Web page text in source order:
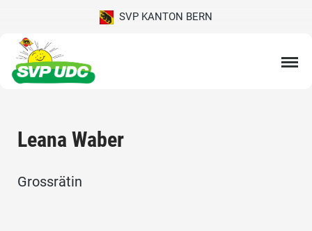
SVP KANTON BERN
Leana Waber
Grossrätin